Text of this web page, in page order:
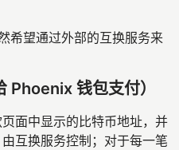
希望通过外部的互换服务来
钱包支付）
面中显示的比特币地址，并
互换服务控制；对于每一笔